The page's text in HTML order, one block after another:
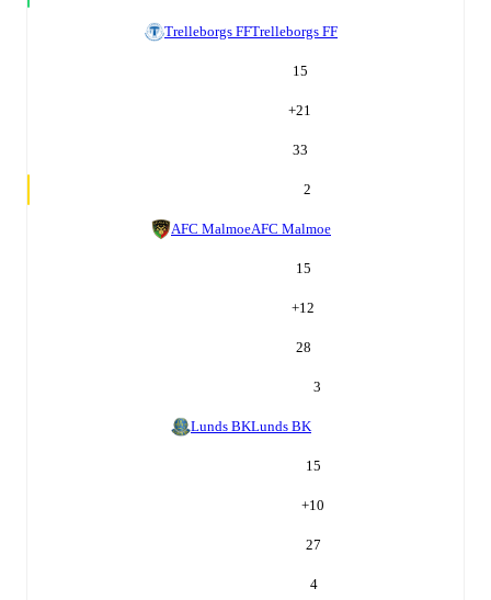
Trelleborgs FFTrelleborgs FF
15
+21
33
2
AFC MalmoeAFC Malmoe
15
+12
28
3
Lunds BKLunds BK
15
+10
27
4